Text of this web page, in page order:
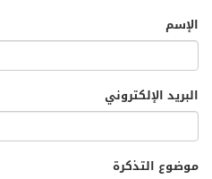
الإسم
البريد الإلكتروني
موضوع التذكرة